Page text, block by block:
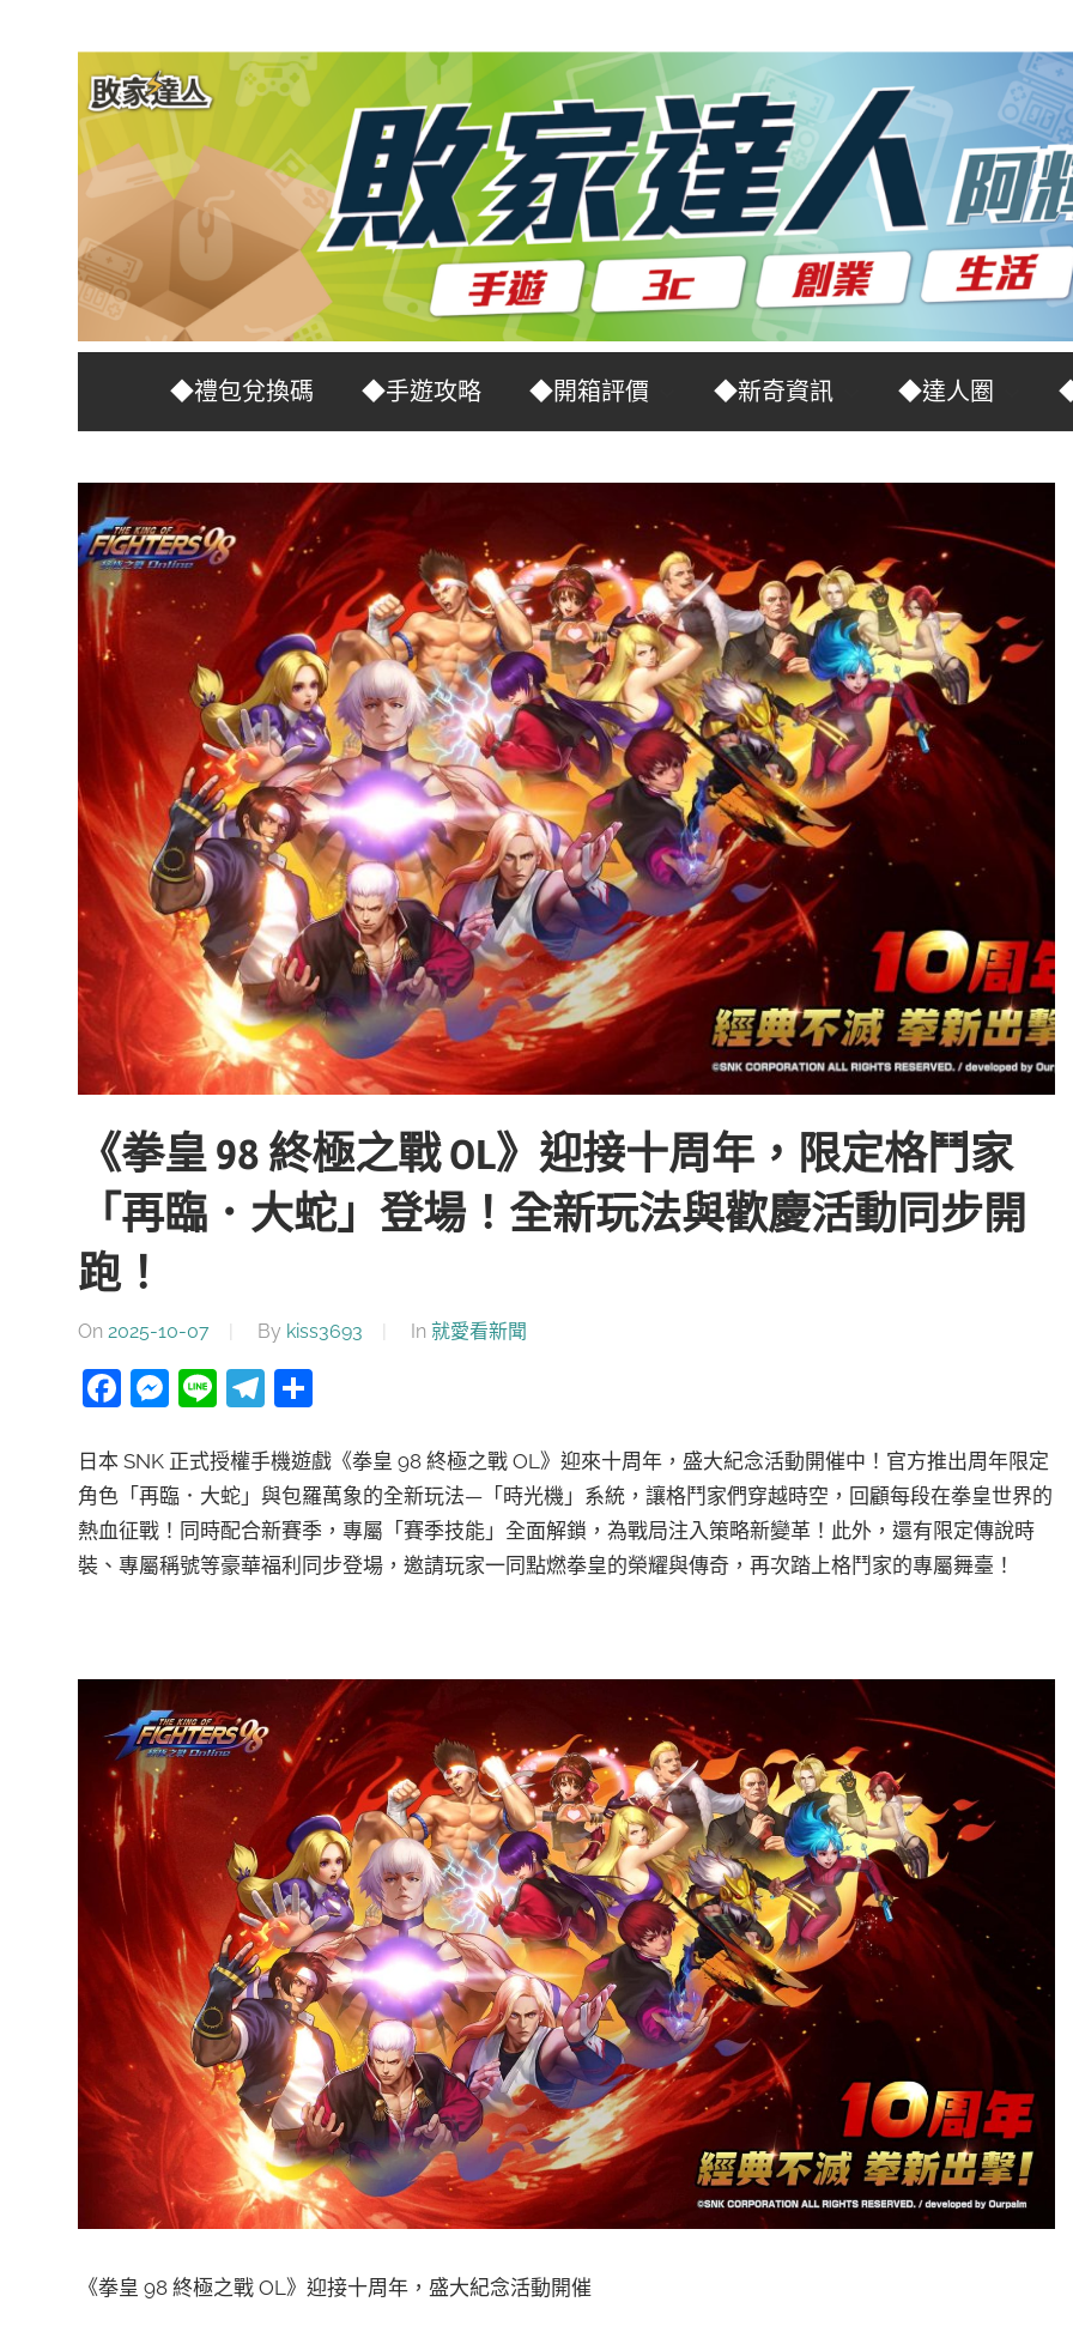
家
達
人
推
薦
No.1
戲
科
技
自
媒
◆禮包兌換碼 ◆手遊攻略 ◆開箱評價 ◆新奇資訊 ◆達人圈
《拳皇 98 終極之戰 OL》迎接十周年，限定格鬥家
「再臨．大蛇」登場！全新玩法與歡慶活動同步開
跑！
On 2025-10-07 By kiss3693 In 就愛看新聞
Facebook
Messenger
LineTelegram
分
日本 SNK 正式授權手機遊戲《拳皇 98 終極之戰 OL》迎來十周年，盛大紀念活動開催中！官方推出周年限定
角色「再臨．大蛇」與包羅萬象的全新玩法—「時光機」系統，讓格鬥家們穿越時空，回顧每段在拳皇世界的
熱血征戰！同時配合新賽季，專屬「賽季技能」全面解鎖，為戰局注入策略新變革！此外，還有限定傳說時
裝、專屬稱號等豪華福利同步登場，邀請玩家一同點燃拳皇的榮耀與傳奇，再次踏上格鬥家的專屬舞臺！
《拳皇 98 終極之戰 OL》迎接十周年，盛大紀念活動開催